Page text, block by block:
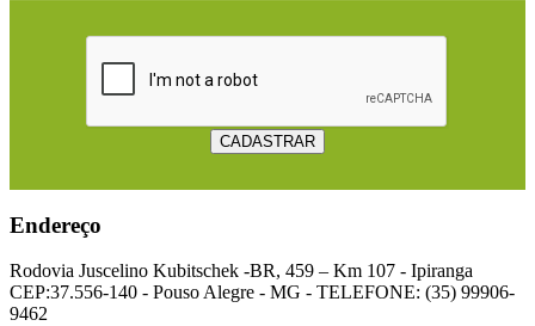
Endereço
Rodovia Juscelino Kubitschek -BR, 459 – Km 107 - Ipiranga
CEP:37.556-140 - Pouso Alegre - MG - TELEFONE: (35) 99906-
9462